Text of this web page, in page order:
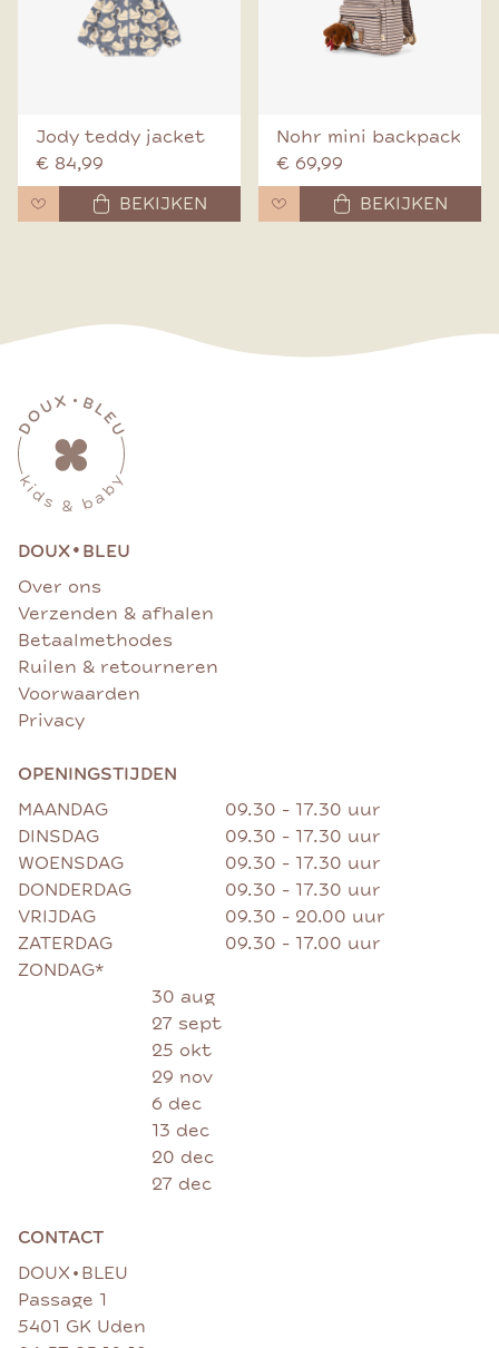
Jody teddy jacket
€ 84,99
BEKIJKEN
Nohr mini backpack
€ 69,99
BEKIJKEN
DOUX• BLEU
Over ons
Verzenden & afhalen
Betaalmethodes
Ruilen & retourneren
Voorwaarden
Privacy
OPENINGSTIJDEN
MAANDAG
09.30 - 17.30 uur
DINSDAG
09.30 - 17.30 uur
WOENSDAG
09.30 - 17.30 uur
DONDERDAG
09.30 - 17.30 uur
VRIJDAG
09.30 - 20.00 uur
ZATERDAG
09.30 - 17.00 uur
ZONDAG*
30 aug
27 sept
25 okt
29 nov
6 dec
13 dec
20 dec
27 dec
CONTACT
DOUX • BLEU
Passage 1
5401 GK Uden